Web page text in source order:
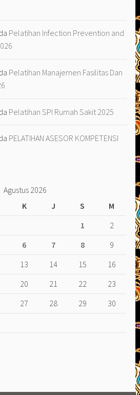
Pelatihan Infection Prevention and
Pelatihan Manajemen Fasilitas Dan
Pelatihan SPI Rumah Sakit 2025
PELATIHAN ASESOR KOMPETENSI
Agustus 2026
K J S
M
1
2
6 7 8
9
13 14 15
16
20 21 22
23
27 28 29
30